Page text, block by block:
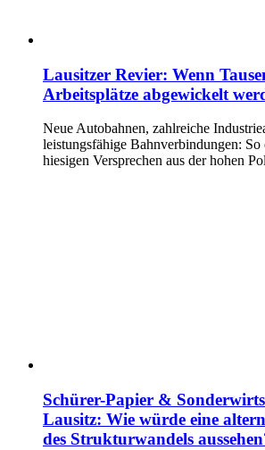
Lausitzer Revier: Wenn
Arbeitsplätze abgewickelt
Neue Autobahnen, zahlreiche
leistungsfähige Bahnverbindungen:
hiesigen Versprechen aus der hohen
Schürer-Papier &
Lausitz: Wie würde eine
des Strukturwandels